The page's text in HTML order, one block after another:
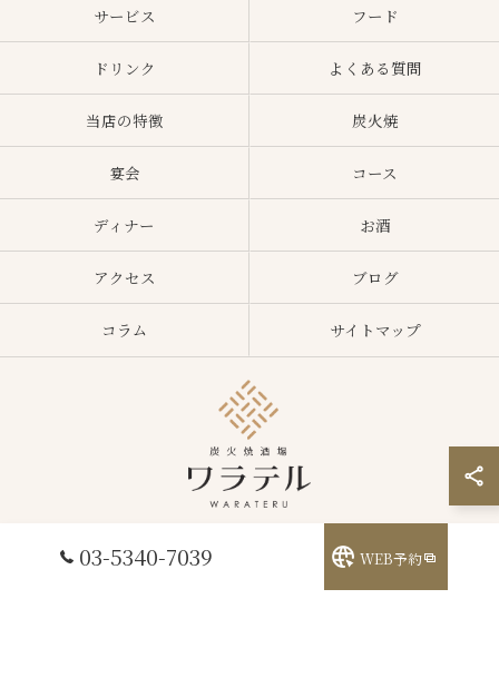
03-5340-7039 WEB予約
サービス フード
ドリンク よくある質問
当店の特徴 炭火焼
宴会 コース
ディナー お酒
アクセス ブログ
コラム サイトマップ
© 2026 東京都中野区の居酒屋ならワラテル ALL RIGHTS RESERVED.